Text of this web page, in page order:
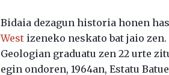
Bidaia dezagun historia honen
West izeneko neskato bat jaio
Geologian graduatu zen 22 urte
egin ondoren, 1964an, Estatu